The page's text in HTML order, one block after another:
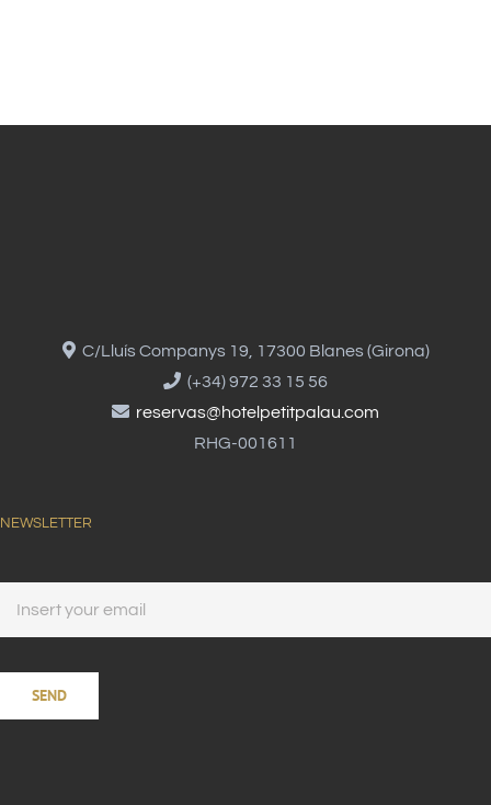
C/Lluís Companys 19, 17300 Blanes (Girona)
(+34) 972 33 15 56
reservas@hotelpetitpalau.com
RHG-001611
NEWSLETTER